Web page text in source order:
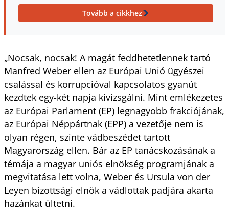
Tovább a cikkhez
„Nocsak, nocsak! A magát feddhetetlennek tartó
Manfred Weber ellen az Európai Unió ügyészei
csalással és korrupcióval kapcsolatos gyanút
kezdtek egy-két napja kivizsgálni. Mint emlékezetes
az Európai Parlament (EP) legnagyobb frakciójának,
az Európai Néppártnak (EPP) a vezetője nem is
olyan régen, szinte vádbeszédet tartott
Magyarország ellen. Bár az EP tanácskozásának a
témája a magyar uniós elnökség programjának a
megvitatása lett volna, Weber és Ursula von der
Leyen bizottsági elnök a vádlottak padjára akarta
hazánkat ültetni.